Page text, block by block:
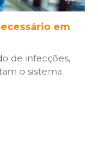
em
de infecções,
o sistema